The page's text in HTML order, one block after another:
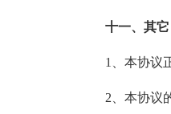
十一、其它
1、本协议
2、本协议